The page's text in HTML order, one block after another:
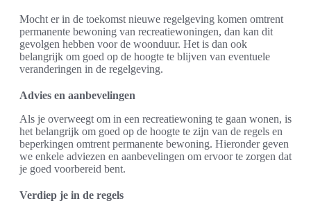
Mocht er in de toekomst nieuwe regelgeving komen omtrent
permanente bewoning van recreatiewoningen, dan kan dit
gevolgen hebben voor de woonduur. Het is dan ook
belangrijk om goed op de hoogte te blijven van eventuele
veranderingen in de regelgeving.
Advies en aanbevelingen
Als je overweegt om in een recreatiewoning te gaan wonen, is
het belangrijk om goed op de hoogte te zijn van de regels en
beperkingen omtrent permanente bewoning. Hieronder geven
we enkele adviezen en aanbevelingen om ervoor te zorgen dat
je goed voorbereid bent.
Verdiep je in de regels